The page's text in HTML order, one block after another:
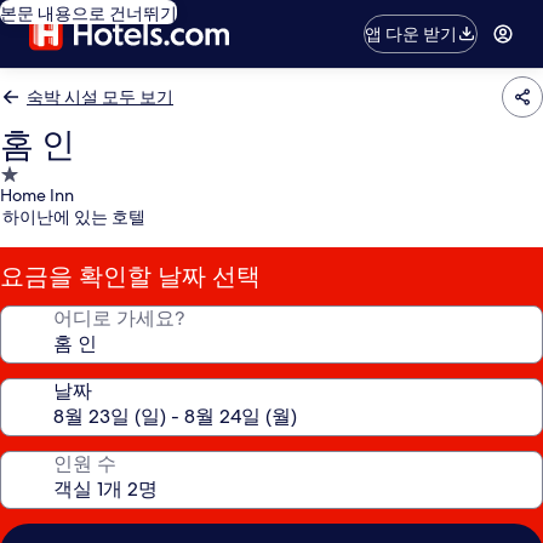
본문 내용으로 건너뛰기
앱 다운 받기
숙박 시설 모두 보기
홈 인
1.0
성
급
숙
박
시
Home Inn
하이난에 있는 호텔
요금을 확인할 날짜 선택
어디로 가세요?
날짜
인원 수